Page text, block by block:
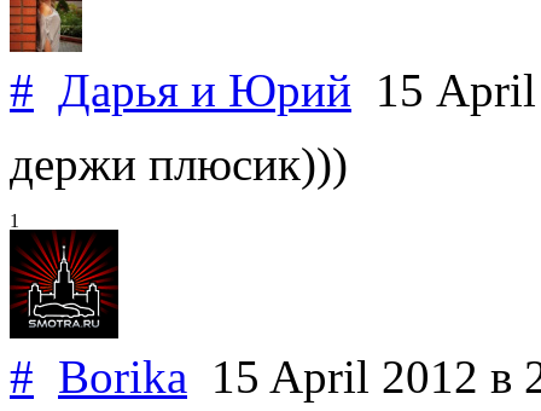
# Дарья и Юрий 15
держи плюсик)))
1
# Borika 15 April 2012 в